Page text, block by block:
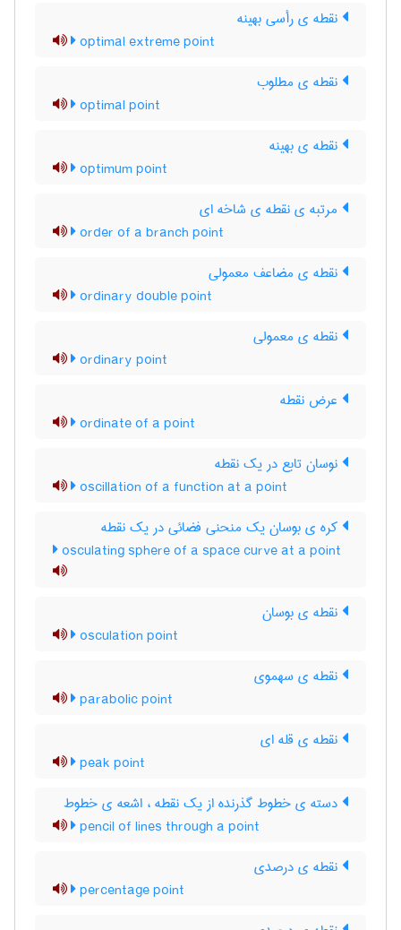
نقطه ی رأسی بهینه
optimal extreme point
نقطه ی مطلوب
optimal point
نقطه ی بهینه
optimum point
مرتبه ی نقطه ی شاخه ای
order of a branch point
نقطه ی مضاعف معمولی
ordinary double point
نقطه ی معمولی
ordinary point
عرض نقطه
ordinate of a point
نوسان تابع در یک نقطه
oscillation of a function at a point
کره ی بوسان یک منحنی فضائی در یک نقطه
osculating sphere of a space curve at a point
نقطه ی بوسان
osculation point
نقطه ی سهموی
parabolic point
نقطه ی قله ای
peak point
دسته ی خطوط گذرنده از یک نقطه ، اشعه ی خطوط
pencil of lines through a point
نقطه ی درصدی
percentage point